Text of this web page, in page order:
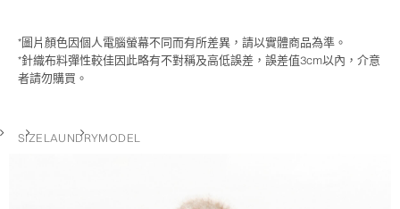
*圖片顏色因個人電腦螢幕不同而有所差異，請以實體商品為準。
*針織布料彈性較佳因此略有不對稱及高低誤差，誤差值3cm以內，介意
者請勿購買。
SIZELAUNDRYMODEL